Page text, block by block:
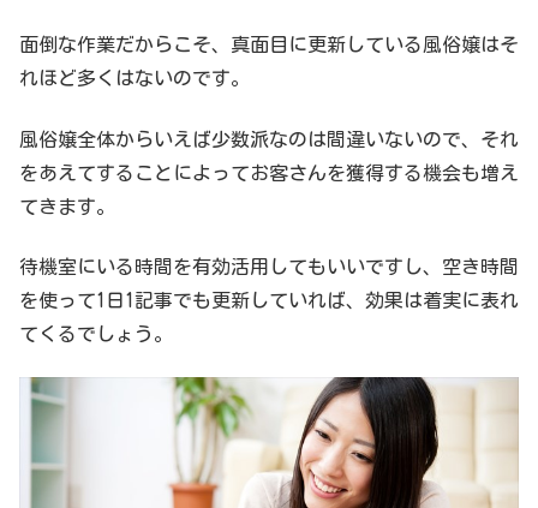
面倒な作業だからこそ、真面目に更新している風俗嬢はそ
れほど多くはないのです。
風俗嬢全体からいえば少数派なのは間違いないので、それ
をあえてすることによってお客さんを獲得する機会も増え
てきます。
待機室にいる時間を有効活用してもいいですし、空き時間
を使って1日1記事でも更新していれば、効果は着実に表れ
てくるでしょう。